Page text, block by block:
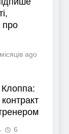
про
ago
6